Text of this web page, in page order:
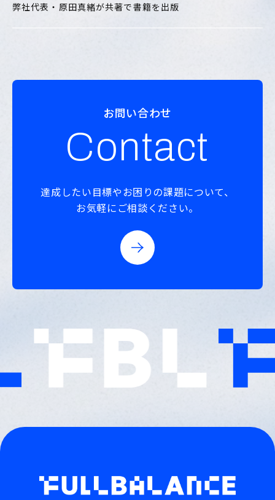
弊社代表・原田真緒が共著で書籍を出版
お問い合わせ
Contact
達成したい目標やお困りの課題について、
お気軽にご相談ください。